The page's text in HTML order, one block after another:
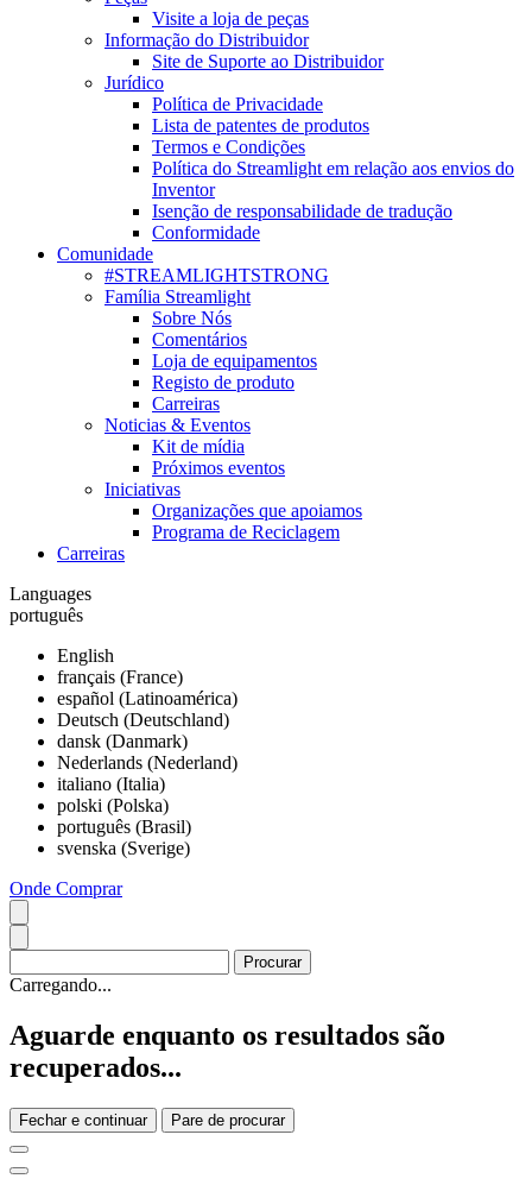
Visite a loja de peças
Informação do Distribuidor
Site de Suporte ao Distribuidor
Jurídico
Política de Privacidade
Lista de patentes de produtos
Termos e Condições
Política do Streamlight em relação aos envios do
Inventor
Isenção de responsabilidade de tradução
Conformidade
Comunidade
#STREAMLIGHTSTRONG
Família Streamlight
Sobre Nós
Comentários
Loja de equipamentos
Registo de produto
Carreiras
Noticias & Eventos
Kit de mídia
Próximos eventos
Iniciativas
Organizações que apoiamos
Programa de Reciclagem
Carreiras
Languages
português
English
français (France)
español (Latinoamérica)
Deutsch (Deutschland)
dansk (Danmark)
Nederlands (Nederland)
italiano (Italia)
polski (Polska)
português (Brasil)
svenska (Sverige)
Onde Comprar
Carregando...
Aguarde enquanto os resultados são
recuperados...
Fechar e continuar Pare de procurar